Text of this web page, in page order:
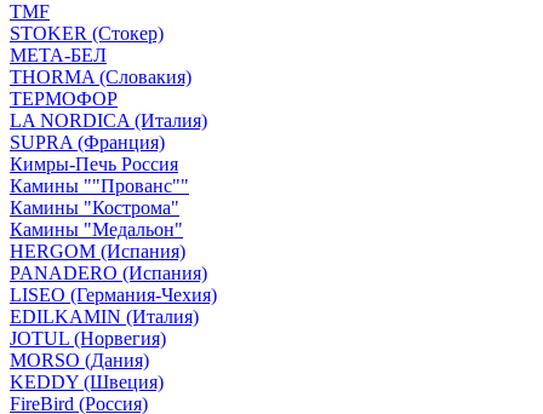
TMF
STOKER (Стокер)
МЕТА-БЕЛ
THORMA (Словакия)
ТЕРМОФОР
LA NORDICA (Италия)
SUPRA (Франция)
Кимры-Печь Россия
Камины ""Прованс""
Камины "Кострома"
Камины "Медальон"
HERGOM (Испания)
PANADERO (Испания)
LISEO (Германия-Чехия)
EDILKAMIN (Италия)
JOTUL (Норвегия)
MORSO (Дания)
KEDDY (Швеция)
FireBird (Россия)